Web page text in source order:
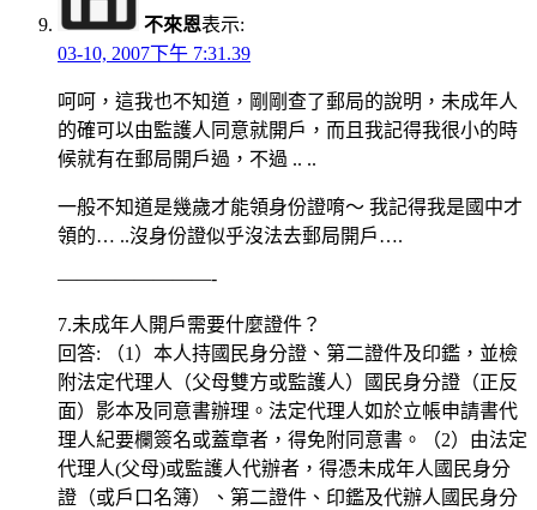
不來恩表示:
03-10, 2007下午 7:31.39
呵呵，這我也不知道，剛剛查了郵局的說明，未成年人
的確可以由監護人同意就開戶，而且我記得我很小的時
候就有在郵局開戶過，不過 .. ..
一般不知道是幾歲才能領身份證唷～ 我記得我是國中才
領的… ..沒身份證似乎沒法去郵局開戶….
————————-
7.未成年人開戶需要什麼證件？
回答: （1）本人持國民身分證、第二證件及印鑑，並檢
附法定代理人（父母雙方或監護人）國民身分證（正反
面）影本及同意書辦理。法定代理人如於立帳申請書代
理人紀要欄簽名或蓋章者，得免附同意書。（2）由法定
代理人(父母)或監護人代辦者，得憑未成年人國民身分
證（或戶口名簿）、第二證件、印鑑及代辦人國民身分